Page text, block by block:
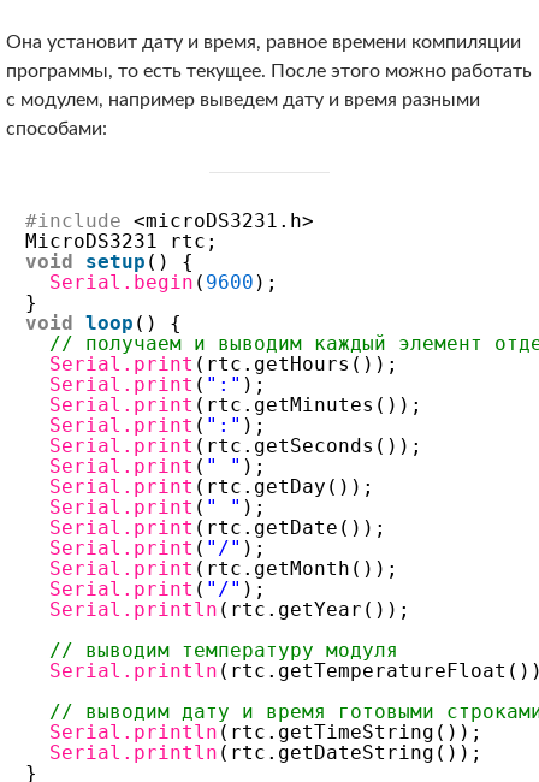
Она установит дату и время, равное времени компиляции
программы, то есть текущее. После этого можно работать
с модулем, например выведем дату и время разными
способами:
#include <microDS3231.h>
MicroDS3231 rtc;
void
setup () {
Serial.begin ( 9600 );
}
void loop () {
// получаем и выводим каждый элемент
Serial.print (rtc.getHours());
Serial.print ( ":" );
Serial.print (rtc.getMinutes());
Serial.print ( ":" );
Serial.print (rtc.getSeconds());
Serial.print ( " " );
Serial.print (rtc.getDay());
Serial.print ( " " );
Serial.print (rtc.getDate());
Serial.print ( "/" );
Serial.print (rtc.getMonth());
Serial.print ( "/" );
Serial.println (rtc.getYear());
// выводим температуру модуля
Serial.println
// выводим дату и время готовыми
Serial.println (rtc.getTimeString());
Serial.println (rtc.getDateString());
}